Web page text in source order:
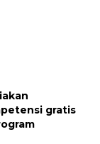
gratis